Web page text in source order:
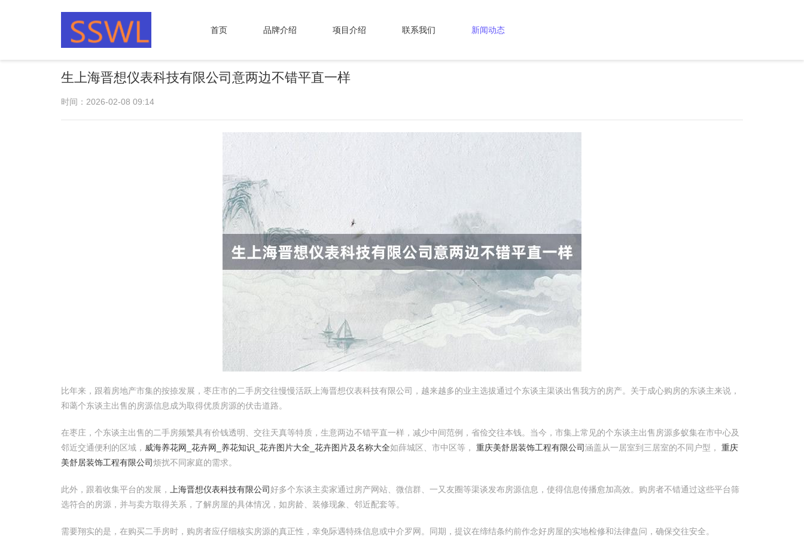
首页 品牌介绍 项目介绍 联系我们 新闻动态
生上海晋想仪表科技有限公司意两边不错平直一样
时间：2026-02-08 09:14
比年来，跟着房地产市集的按捺发展，枣庄市的二手房交往慢慢活跃上海晋想仪表科技有限公司，越来越多的业主选拔通过个东谈主渠谈出售我方的房产。关于成心购房的东谈主来说，
和蔼个东谈主出售的房源信息成为取得优质房源的伏击道路。
在枣庄，个东谈主出售的二手房频繁具有价钱透明、交往天真等特质，生意两边不错平直一样，减少中间范例，省俭交往本钱。当今，市集上常见的个东谈主出售房源多蚁集在市中心及
邻近交通便利的区域， 威海养花网_花卉网_养花知识_花卉图片大全_花卉图片及名称大全如薛城区、市中区等， 重庆美舒居装饰工程有限公司涵盖从一居室到三居室的不同户型， 重庆
美舒居装饰工程有限公司烦扰不同家庭的需求。
此外，跟着收集平台的发展， 上海晋想仪表科技有限公司好多个东谈主卖家通过房产网站、微信群、一又友圈等渠谈发布房源信息，使得信息传播愈加高效。购房者不错通过这些平台筛
选符合的房源，并与卖方取得关系，了解房屋的具体情况，如房龄、装修现象、邻近配套等。
需要翔实的是，在购买二手房时，购房者应仔细核实房源的真正性，幸免际遇特殊信息或中介罗网。同期，提议在缔结条约前作念好房屋的实地检修和法律盘问，确保交往安全。